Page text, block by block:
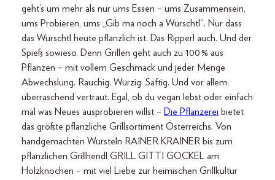
geht’s um mehr als nur ums Essen – ums Zusammensein,
ums Probieren, ums „Gib ma noch a Würschtl“. Nur dass
das Würschtl heute pflanzlich ist. Das Ripperl auch. Und der
Spieß sowieso. Denn Grillen geht auch zu 100 % aus
Pflanzen – mit vollem Geschmack und jeder Menge
Abwechslung. Rauchig. Würzig. Saftig. Und vor allem:
überraschend vertraut. Egal, ob du vegan lebst oder einfach
mal was Neues ausprobieren willst – Die Pflanzerei bietet
das größte pflanzliche Grillsortiment Österreichs. Von
handgemachten Würsteln RAINER KRAINER bis zum
pflanzlichen Grillhendl GRILL GITTI GOCKEL am
Holzknochen – mit viel Liebe zur heimischen Grillkultur